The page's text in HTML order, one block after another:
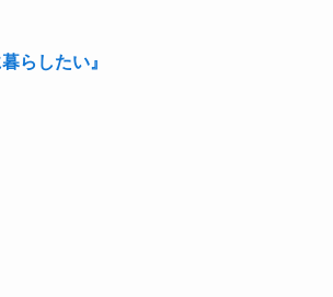
らしたい』